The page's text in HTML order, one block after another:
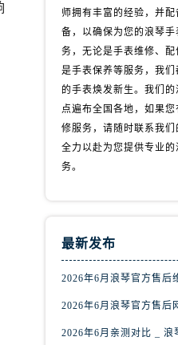
师拥有丰富的经验，并
备，以确保为您的浪琴
务，无论是手表维修、
是手表保养等服务，我
的手表焕发新生。我们
点遍布全国各地，如果
修服务，请随时联系我
全力以赴为您提供专业
务。
最新发布